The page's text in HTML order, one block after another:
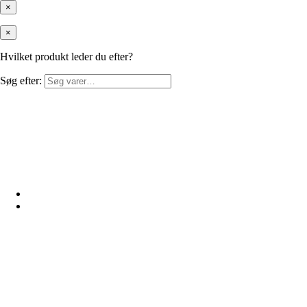
×
×
Hvilket produkt leder du efter?
Søg efter: